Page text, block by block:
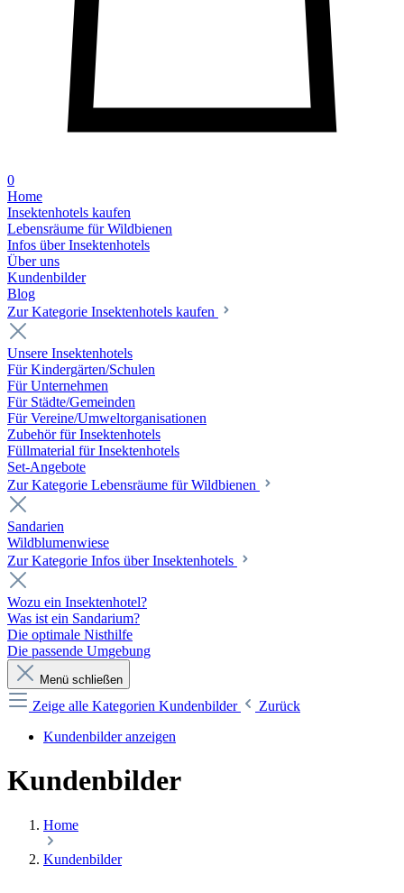
0
Home
Insektenhotels kaufen
Lebensräume für Wildbienen
Infos über Insektenhotels
Über uns
Kundenbilder
Blog
Zur Kategorie Insektenhotels kaufen
Unsere Insektenhotels
Für Kindergärten/Schulen
Für Unternehmen
Für Städte/Gemeinden
Für Vereine/Umweltorganisationen
Zubehör für Insektenhotels
Füllmaterial für Insektenhotels
Set-Angebote
Zur Kategorie Lebensräume für Wildbienen
Sandarien
Wildblumenwiese
Zur Kategorie Infos über Insektenhotels
Wozu ein Insektenhotel?
Was ist ein Sandarium?
Die optimale Nisthilfe
Die passende Umgebung
Menü schließen
Zeige alle Kategorien Kundenbilder
Zurück
Kundenbilder anzeigen
Kundenbilder
Home
Kundenbilder